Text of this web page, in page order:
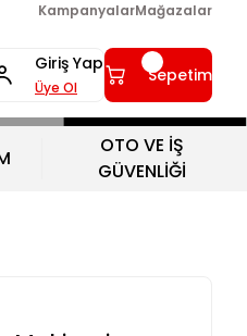
KampanyalarMağazalar
Giriş Yap
Üye Ol
Sepetim
OTO VE İŞ
GÜVENLİĞİ